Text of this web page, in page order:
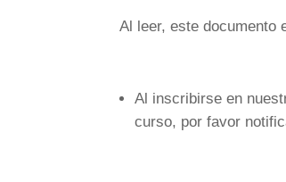
Al leer, este documento
Al inscribirse en
curso, por favor